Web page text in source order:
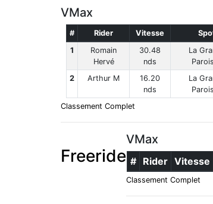
VMax
# Rider Vitesse
1
Romain
Hervé
30.48
nds
La
2
Arthur M
16.20
nds
La
Classement Complet
Freeride
VMax
# Rider Vitesse
Classement Complet